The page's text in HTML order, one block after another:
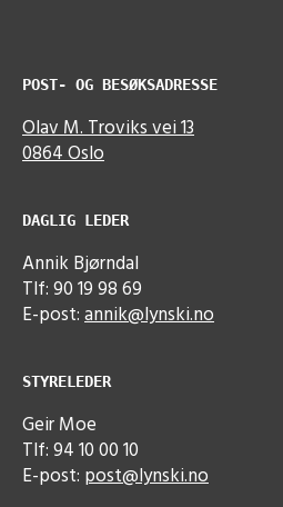
POST- OG BESØKSADRESSE
Olav M. Troviks vei 13
0864 Oslo
DAGLIG LEDER
Annik Bjørndal
Tlf: 90 19 98 69
E-post:annik@lynski.no
STYRELEDER
Geir Moe
Tlf: 94 10 00 10
E-post: post@lynski.no